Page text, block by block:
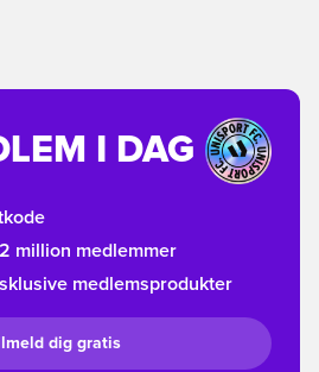
I DAG
million medlemmer
medlemsprodukter
dig gratis